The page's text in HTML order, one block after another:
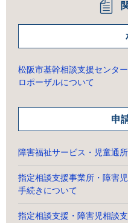
松阪市基幹相談支援センタ
ロポーザルについて
申
障害福祉サービス・児童通
指定相談支援事業所・障害
手続きについて
指定相談支援・障害児相談